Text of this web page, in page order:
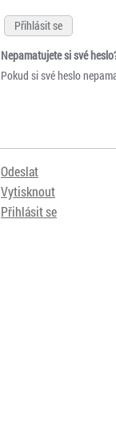
Nepamatujete si své
Pokud si své heslo
Odeslat
Vytisknout
Přihlásit se